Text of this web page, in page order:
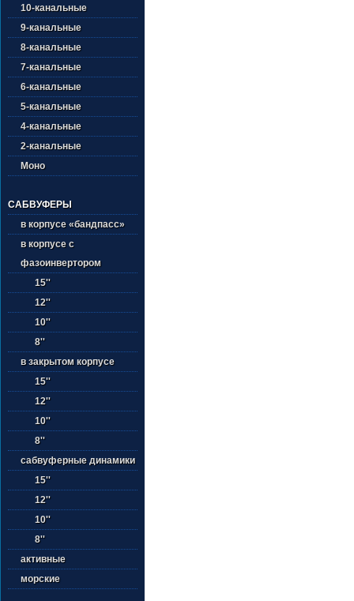
10-канальные
9-канальные
8-канальные
7-канальные
6-канальные
5-канальные
4-канальные
2-канальные
Моно
САБВУФЕРЫ
в корпусе «бандпасс»
в корпусе с
фазоинвертором
15''
12''
10''
8''
в закрытом корпусе
15''
12''
10''
8''
сабвуферные динамики
15''
12''
10''
8''
активные
морские